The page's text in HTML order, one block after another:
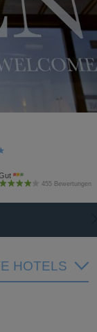
455 Bewertungen
HOTELS